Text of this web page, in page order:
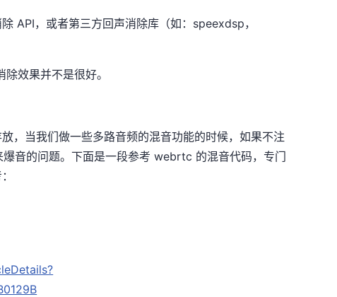
API，或者第三方回声消除库（如：speexdsp，
效果并不是很好。
，当我们做一些多路音频的混音功能的时候，如果不注
音的问题。下面是一段参考 webrtc 的混音代码，专门